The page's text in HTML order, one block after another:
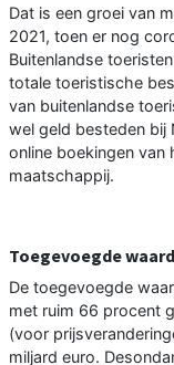
Dat is een groei van
2021, toen er nog
Buitenlandse
totale toeristische
van buitenlandse
wel geld besteden bij
online boekingen van
maatschappij.
Toegevoegde
De toegevoegde
met ruim 66 procent
(voor
miljard euro.